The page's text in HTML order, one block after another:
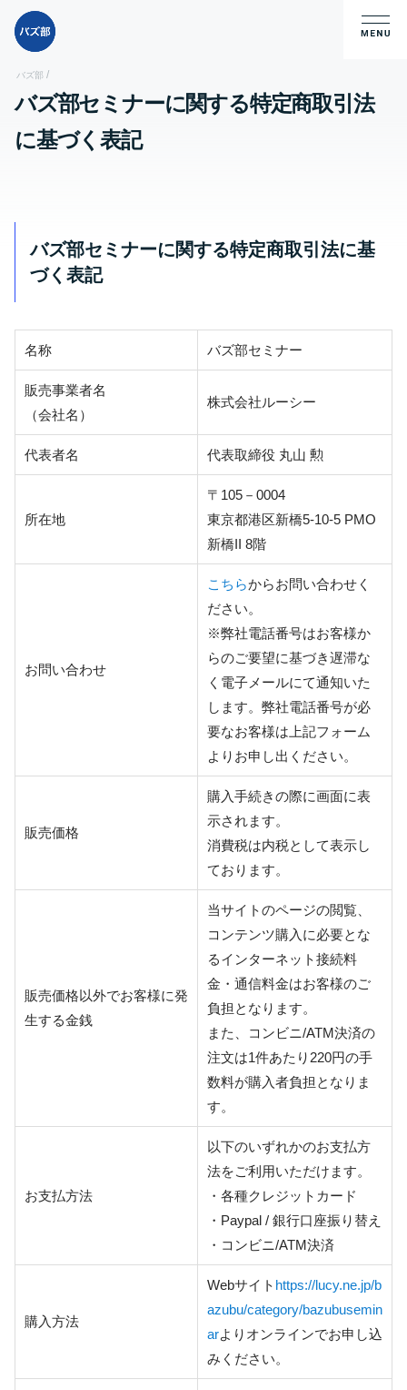
バズ部 /
バズ部セミナーに関する特定商取引法
に基づく表記
バズ部セミナーに関する特定商取引法に基
づく表記
名称 バズ部セミナー
販売事業者名
（会社名）
株式会社ルーシー
代表者名 代表取締役 丸山 勲
所在地
〒105－0004
東京都港区新橋5-10-5 PMO
新橋II 8階
お問い合わせ
こちらからお問い合わせく
ださい。
※弊社電話番号はお客様か
らのご要望に基づき遅滞な
く電子メールにて通知いた
します。弊社電話番号が必
要なお客様は上記フォーム
よりお申し出ください。
販売価格
購入手続きの際に画面に表
示されます。
消費税は内税として表示し
ております。
販売価格以外でお客様に発
生する金銭
当サイトのページの閲覧、
コンテンツ購入に必要とな
るインターネット接続料
金・通信料金はお客様のご
負担となります。
また、コンビニ/ATM決済の
注文は1件あたり220円の手
数料が購入者負担となりま
す。
お支払方法
以下のいずれかのお支払方
法をご利用いただけます。
・各種クレジットカード
・Paypal / 銀行口座振り替え
・コンビニ/ATM決済
購入方法
Webサイト https://lucy.ne.jp/b
azubu/category/bazubusemin
arよりオンラインでお申し込
みください。